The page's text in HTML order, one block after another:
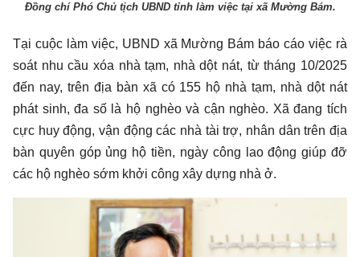
Đồng chí Phó Chủ tịch UBND tỉnh làm việc tại xã Mường Bám.
Tại cuộc làm việc, UBND xã Mường Bám báo cáo việc rà
soát nhu cầu xóa nhà tạm, nhà dột nát, từ tháng 10/2025
đến nay, trên địa bàn xã có 155 hộ nhà tạm, nhà dột nát
phát sinh, đa số là hộ nghèo và cận nghèo. Xã đang tích
cực huy động, vận động các nhà tài trợ, nhân dân trên địa
bàn quyên góp ủng hộ tiền, ngày công lao động giúp đỡ
các hộ nghèo sớm khởi công xây dựng nhà ở.